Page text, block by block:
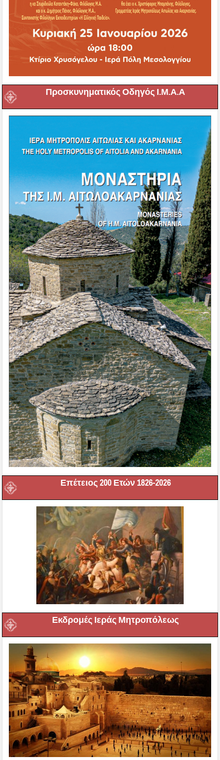
Προσκυνηματικός Οδηγός Ι.Μ.Α.Α
Επέτειος 200 Ετών 1826-2026
Εκδρομές Ιεράς Μητροπόλεως